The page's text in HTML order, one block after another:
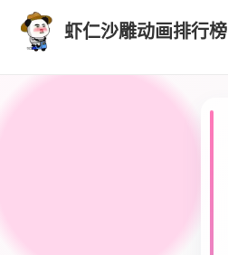
虾仁沙雕动画排行榜